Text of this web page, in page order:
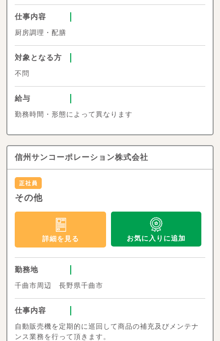
仕事内容
厨房調理・配膳
対象となる方
不問
給与
勤務時間・形態によって異なります
信州サンコーポレーション株式会社
その他
詳細を見る お気に入りに追加
勤務地
千曲市周辺 長野県千曲市
仕事内容
自動販売機を定期的に巡回して商品の補充及びメンテナ
ンス業務を行って頂きます。